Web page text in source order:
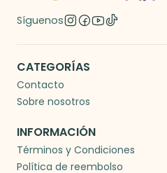
Síguenos
CATEGORÍAS
Contacto
Sobre nosotros
INFORMACIÓN
Términos y Condiciones
Política de reembolso